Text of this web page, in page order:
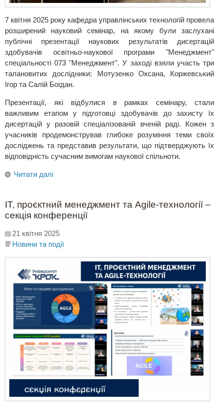
7 квітня 2025 року кафедра управлінських технологій провела
розширений науковий семінар, на якому були заслухані
публічні презентації наукових результатів дисертацій
здобувачів освітньо-наукової програми "Менеджмент"
спеціальності 073 "Менеджмент". У заході взяли участь три
талановитих дослідники: Мотузенко Оксана, Коржевський
Ігор та Салій Богдан.
Презентації, які відбулися в рамках семінару, стали
важливим етапом у підготовці здобувачів до захисту їх
дисертацій у разовій спеціалізованій вченій раді. Кожен з
учасників продемонстрував глибоке розуміння теми своїх
досліджень та представив результати, що підтверджують їх
відповідність сучасним вимогам наукової спільноти.
Читати далі
ІТ, проєктний менеджмент та Agile-технології –
секція конференції
21 квітня 2025
Новини та події